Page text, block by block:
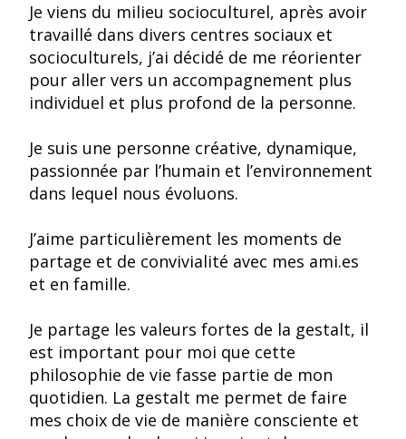
Je viens du milieu socioculturel, après avoir
travaillé dans divers centres sociaux et
socioculturels, j’ai décidé de me réorienter
pour aller vers un accompagnement plus
individuel et plus profond de la personne.
Je suis une personne créative, dynamique,
passionnée par l’humain et l’environnement
dans lequel nous évoluons.
J’aime particulièrement les moments de
partage et de convivialité avec mes ami.es
et en famille.
Je partage les valeurs fortes de la gestalt, il
est important pour moi que cette
philosophie de vie fasse partie de mon
quotidien. La gestalt me permet de faire
mes choix de vie de manière consciente et